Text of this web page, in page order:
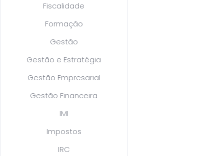
Fiscalidade
Formação
Gestão
Gestão e Estratégia
Gestão Empresarial
Gestão Financeira
IMI
Impostos
IRC